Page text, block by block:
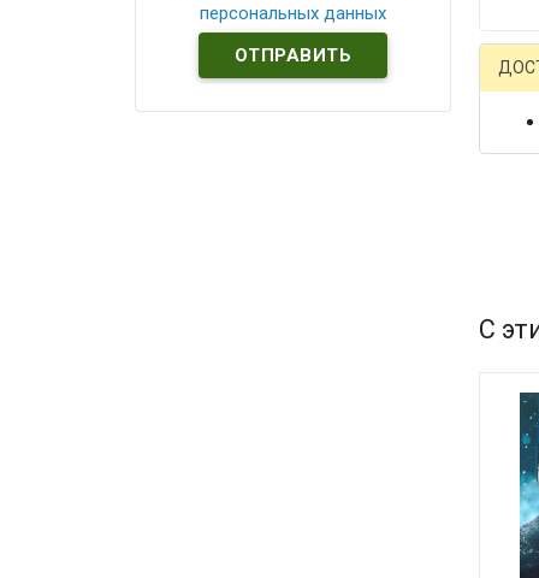
персональных данных
С